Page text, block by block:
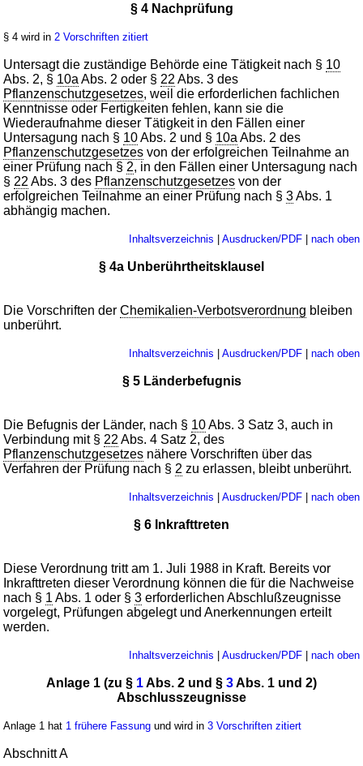
§ 4 Nachprüfung
§ 4 wird in 2 Vorschriften zitiert
Untersagt die zuständige Behörde eine Tätigkeit nach § 10
Abs. 2, § 10a Abs. 2 oder § 22 Abs. 3 des
Pflanzenschutzgesetzes, weil die erforderlichen fachlichen
Kenntnisse oder Fertigkeiten fehlen, kann sie die
Wiederaufnahme dieser Tätigkeit in den Fällen einer
Untersagung nach § 10Abs. 2 und § 10a Abs. 2 des
Pflanzenschutzgesetzes von der erfolgreichen Teilnahme an
einer Prüfung nach § 2, in den Fällen einer Untersagung nach
§ 22 Abs. 3 des Pflanzenschutzgesetzes von der
erfolgreichen Teilnahme an einer Prüfung nach §3Abs. 1
abhängig machen.
Inhaltsverzeichnis | Ausdrucken/PDF| nach oben
§ 4a Unberührtheitsklausel
Die Vorschriften derChemikalien-Verbotsverordnung bleiben
unberührt.
Inhaltsverzeichnis | Ausdrucken/PDF| nach oben
§ 5 Länderbefugnis
Die Befugnis der Länder, nach § 10Abs. 3 Satz 3, auch in
Verbindung mit § 22 Abs. 4 Satz 2, des
Pflanzenschutzgesetzes nähere Vorschriften über das
Verfahren der Prüfung nach § 2 zu erlassen, bleibt unberührt.
Inhaltsverzeichnis | Ausdrucken/PDF| nach oben
§ 6 Inkrafttreten
Diese Verordnung tritt am 1. Juli 1988 in Kraft. Bereits vor
Inkrafttreten dieser Verordnung können die für die Nachweise
nach § 1 Abs. 1 oder §3 erforderlichen Abschlußzeugnisse
vorgelegt, Prüfungen abgelegt und Anerkennungen erteilt
werden.
Inhaltsverzeichnis | Ausdrucken/PDF| nach oben
Anlage 1 (zu § 1Abs. 2 und § 3Abs. 1 und 2)
Abschlusszeugnisse
Anlage 1 hat 1 frühere Fassung und wird in3 Vorschriften zitiert
Abschnitt A